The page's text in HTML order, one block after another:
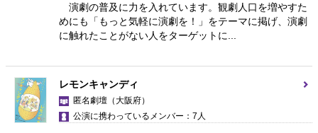
演劇の普及に力を入れています。観劇人口を増やすた
めにも「もっと気軽に演劇を！」をテーマに掲げ、演劇
に触れたことがない人をターゲットに...
レモンキャンディ
匿名劇壇 （大阪府）
公演に携わっているメンバー：7人